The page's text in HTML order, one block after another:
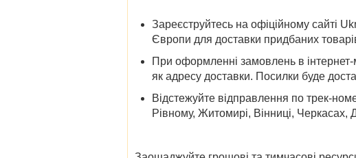
Зареєструйтесь на офіційному сайті
Європи для доставки придбаних
При оформленні замовлень в
як адресу доставки. Посилки буде
Відстежуйте відправлення по трек-
Рівному, Житомирі, Вінниці, Черкасах,